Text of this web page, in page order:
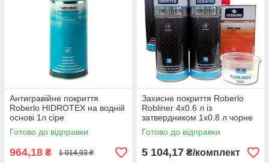
Антигравійне покриття
Roberlo HIDROTEX на водній
основі 1л сіре
Готово до відправки
964,18 ₴ 1 014,93 ₴
Захисне покриття Roberlo
Robliner 4x0.6 л із
затвердником 1x0.8 л чорне
Готово до відправки
5 104,17 ₴/комплект